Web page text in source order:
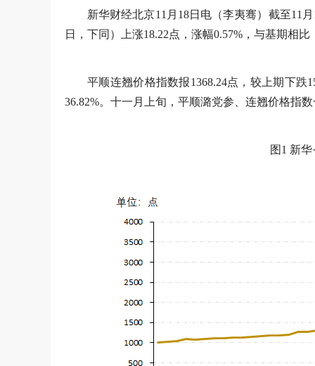
新华财经北京11月18日电（李夷骞）截至11
日，下同）上涨18.22点，涨幅0.57%，与基期相比
平顺连翘价格指数报1368.24点，较上期下跌
36.82%。十一月上旬，平顺潞党参、连翘价格指
图1 新